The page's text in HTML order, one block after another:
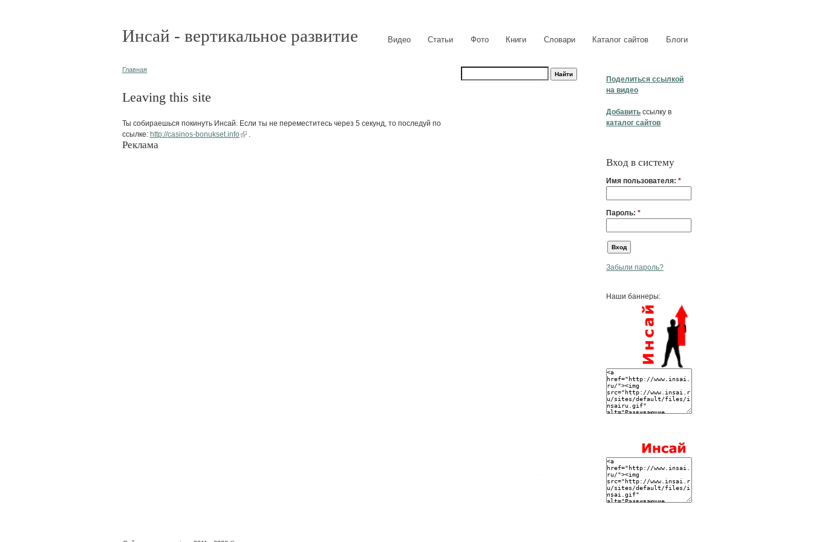
Инсай - вертикальное развитие Видео Статьи Фото Книги Словари Каталог сайтов Блоги
Поделиться ссылкой
на видео
Добавить ссылку в
каталог сайтов
Вход в систему
Имя пользователя: *
Пароль: *
Забыли пароль?
Наши баннеры:
Главная
Leaving this site
Ты собираешься покинуть Инсай. Если ты не переместитесь через 5 секунд, то последуй по
ссылке: http://casinos-bonukset.info
Реклама